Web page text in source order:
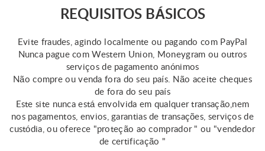
REQUISITOS BÁSICOS
Evite fraudes, agindo localmente ou pagando com PayPal
Nunca pague com Western Union, Moneygram ou outros
serviços de pagamento anónimos
Não compre ou venda fora do seu país. Não aceite cheques
de fora do seu país
Este site nunca está envolvida em qualquer transação,nem
nos pagamentos, envios, garantias de transações, serviços de
custódia, ou oferece "proteção ao comprador " ou "vendedor
de certificação "